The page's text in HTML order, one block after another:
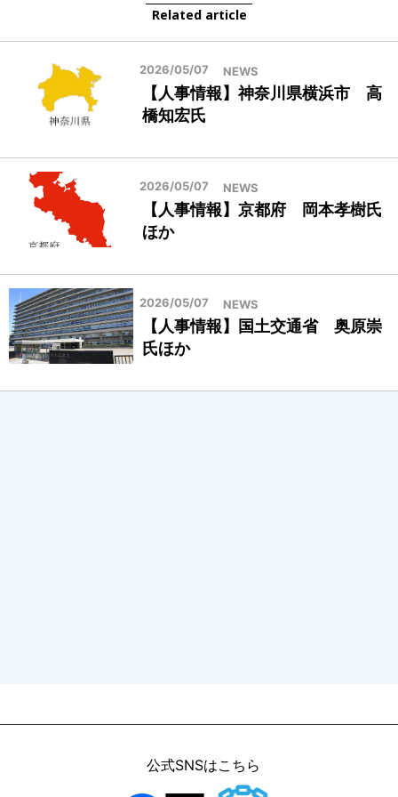
Related article
2026/05/07 NEWS
【人事情報】神奈川県横浜市 高
橋知宏氏
2026/05/07 NEWS
【人事情報】京都府 岡本孝樹氏
ほか
2026/05/07 NEWS
【人事情報】国土交通省 奥原崇
氏ほか
公式SNSはこちら